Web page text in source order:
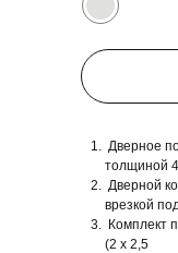
Дверное
толщиной
Дверной
врезкой
Комплект
(2 х 2,5